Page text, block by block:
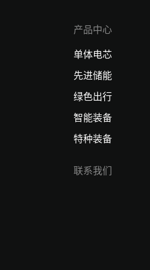
产品中心
单体电芯
先进储能
绿色出行
智能装备
特种装备
联系我们